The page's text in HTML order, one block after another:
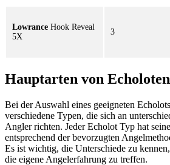
Lowrance Hook Reveal
5X
3
Hauptarten von
Bei der Auswahl eines geeigneten
verschiedene Typen, die sich an
Angler richten. Jeder Echolot Typ hat
entsprechend der bevorzugten
Es ist wichtig, die Unterschiede zu
die eigene Angelerfahrung zu treffen.